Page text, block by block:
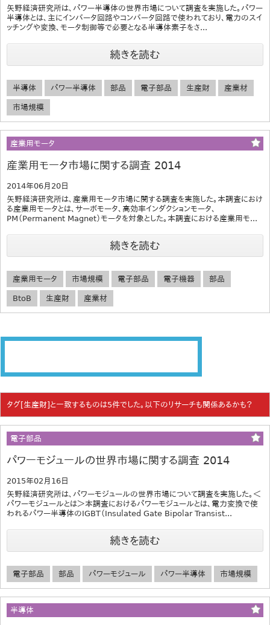
矢野経済研究所は、パワー半導体の世界市場について調査を実施した。パワー
半導体とは、主にインバータ回路やコンバータ回路で使われており、電力のスイ
ッチングや変換、モータ制御等で必要となる半導体素子をさ...
続きを読む
半導体 パワー半導体 部品 電子部品 生産財 産業材
市場規模
産業用モータ
産業用モータ市場に関する調査 2014
2014年06月20日
矢野経済研究所は、産業用モータ市場に関する調査を実施した。本調査におけ
る産業用モータとは、サーボモータ、高効率インダクションモータ、
PM（Permanent Magnet）モータを対象とした。本調査における産業用モ...
続きを読む
産業用モータ 市場規模 電子部品 電子機器 部品
BtoB 生産財 産業材
タグ[生産財]と一致するものは5件でした。以下のリサーチも関係あるかも？
電子部品
パワーモジュールの世界市場に関する調査 2014
2015年02月16日
矢野経済研究所は、パワーモジュールの世界市場について調査を実施した。＜
パワーモジュールとは＞本調査におけるパワーモジュールとは、電力変換で使
われるパワー半導体のIGBT（Insulated Gate Bipolar Transist...
続きを読む
電子部品 部品 パワーモジュール パワー半導体 市場規模
半導体